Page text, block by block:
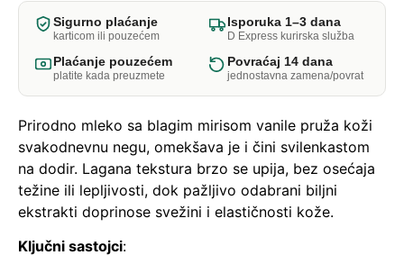
Sigurno plaćanje
karticom ili pouzećem
Isporuka 1–3 dana
D Express kurirska služba
Plaćanje pouzećem
platite kada preuzmete
Povraćaj 14 dana
jednostavna zamena/povrat
Prirodno mleko sa blagim mirisom vanile pruža koži
svakodnevnu negu, omekšava je i čini svilenkastom
na dodir. Lagana tekstura brzo se upija, bez osećaja
težine ili lepljivosti, dok pažljivo odabrani biljni
ekstrakti doprinose svežini i elastičnosti kože.
Ključni sastojci: